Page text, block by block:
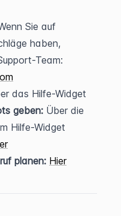
Sie auf
haben,
Team:
das Hilfe-Widget
geben: Über die
Hilfe-Widget
planen: Hier